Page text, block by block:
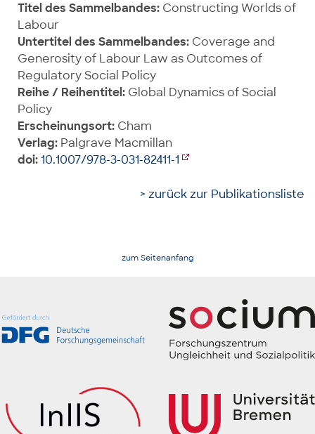
Titel des Sammelbandes: Constructing Worlds of
Labour
Untertitel des Sammelbandes: Coverage and
Generosity of Labour Law as Outcomes of
Regulatory Social Policy
Reihe / Reihentitel: Global Dynamics of Social
Policy
Erscheinungsort: Cham
Verlag: Palgrave Macmillan
doi:10.1007/978-3-031-82411-1
> zurück zur Publikationsliste
zum Seitenanfang